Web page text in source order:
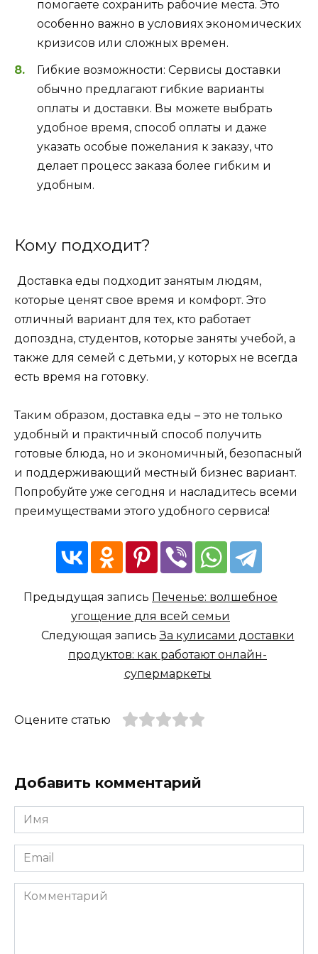
помогаете сохранить рабочие места. Это
особенно важно в условиях экономических
кризисов или сложных времен.
Гибкие возможности: Сервисы доставки
обычно предлагают гибкие варианты
оплаты и доставки. Вы можете выбрать
удобное время, способ оплаты и даже
указать особые пожелания к заказу, что
делает процесс заказа более гибким и
удобным.
Кому подходит?
Доставка еды подходит занятым людям,
которые ценят свое время и комфорт. Это
отличный вариант для тех, кто работает
допоздна, студентов, которые заняты учебой, а
также для семей с детьми, у которых не всегда
есть время на готовку.
Таким образом, доставка еды – это не только
удобный и практичный способ получить
готовые блюда, но и экономичный, безопасный
и поддерживающий местный бизнес вариант.
Попробуйте уже сегодня и насладитесь всеми
преимуществами этого удобного сервиса!
Предыдущая запись Печенье: волшебное
угощение для всей семьи
Следующая записьЗа кулисами доставки
продуктов: как работают онлайн-
супермаркеты
Оцените статью
Добавить комментарий
Имя
*
Email
*
Комментарий